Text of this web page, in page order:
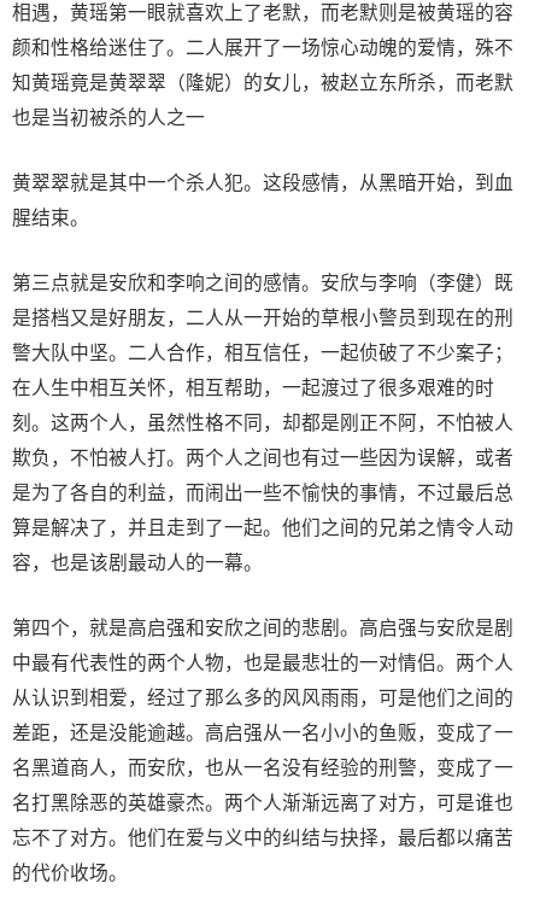
相遇，黄瑶第一眼就喜欢上了老默，而老默则是被黄瑶的容
颜和性格给迷住了。二人展开了一场惊心动魄的爱情，殊不
知黄瑶竟是黄翠翠（隆妮）的女儿，被赵立东所杀，而老默
也是当初被杀的人之一
黄翠翠就是其中一个杀人犯。这段感情，从黑暗开始，到血
腥结束。
第三点就是安欣和李响之间的感情。安欣与李响（李健）既
是搭档又是好朋友，二人从一开始的草根小警员到现在的刑
警大队中坚。二人合作，相互信任，一起侦破了不少案子；
在人生中相互关怀，相互帮助，一起渡过了很多艰难的时
刻。这两个人，虽然性格不同，却都是刚正不阿，不怕被人
欺负，不怕被人打。两个人之间也有过一些因为误解，或者
是为了各自的利益，而闹出一些不愉快的事情，不过最后总
算是解决了，并且走到了一起。他们之间的兄弟之情令人动
容，也是该剧最动人的一幕。
第四个，就是高启强和安欣之间的悲剧。高启强与安欣是剧
中最有代表性的两个人物，也是最悲壮的一对情侣。两个人
从认识到相爱，经过了那么多的风风雨雨，可是他们之间的
差距，还是没能逾越。高启强从一名小小的鱼贩，变成了一
名黑道商人，而安欣，也从一名没有经验的刑警，变成了一
名打黑除恶的英雄豪杰。两个人渐渐远离了对方，可是谁也
忘不了对方。他们在爱与义中的纠结与抉择，最后都以痛苦
的代价收场。